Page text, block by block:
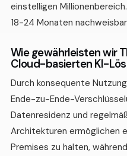
einstelligen
18-24 Monaten
Wie gewährleisten wir
Cloud-basierten KI-
Durch konsequente
Ende-zu-Ende-
Datenresidenz und
Architekturen ermöglichen
Premises zu halten,